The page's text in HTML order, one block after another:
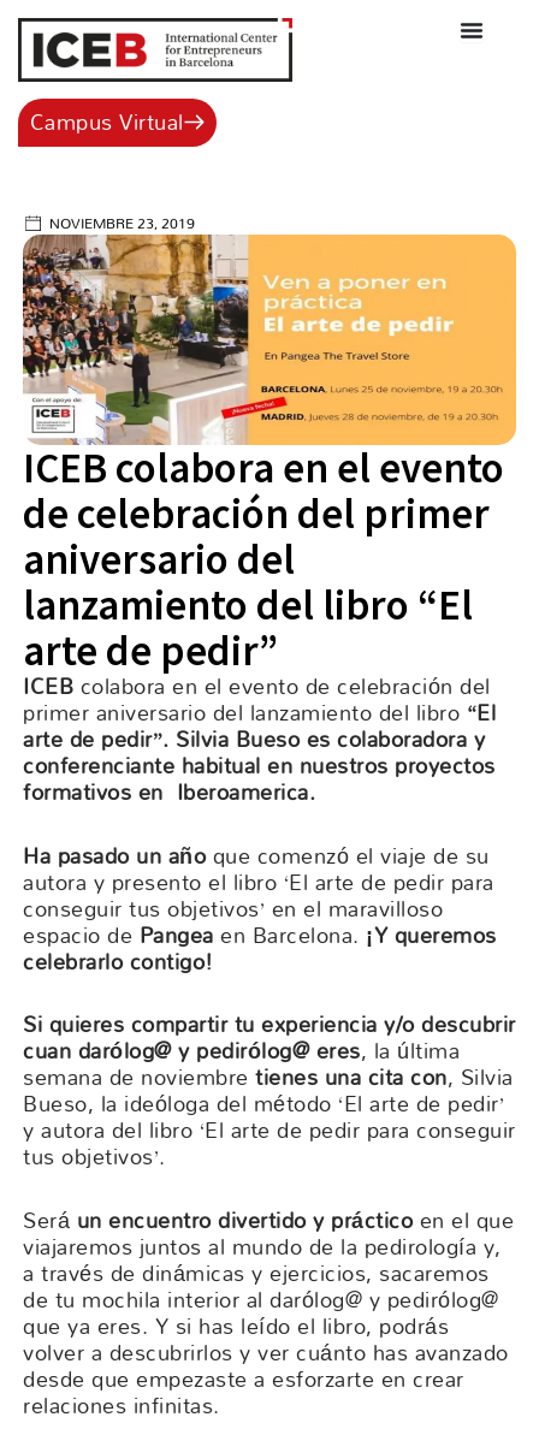
contenido
Campus Virtual
NOVIEMBRE 23, 2019
ICEB colabora en el evento
de celebración del primer
aniversario del
lanzamiento del libro “El
arte de pedir”
ICEBcolabora en el evento de celebración del
primer aniversario del lanzamiento del libro “El
arte de pedir”. Silvia Bueso es colaboradora y
conferenciante habitual en nuestros proyectos
formativos en Iberoamerica.
Ha pasado un añoque comenzó el viaje de su
autora y presento el libro ‘El arte de pedir para
conseguir tus objetivos’ en el maravilloso
espacio de Pangeaen Barcelona. ¡Y queremos
celebrarlo contigo!
Si quieres compartir tu experiencia y/o descubrir
cuan darólog@ y pedirólog@ eres, la última
semana de noviembretienes una cita con, Silvia
Bueso, la ideóloga del método ‘El arte de pedir’
y autora del libro ‘El arte de pedir para conseguir
tus objetivos’.
Será un encuentro divertido y prácticoen el que
viajaremos juntos al mundo de la pedirología y,
a través de dinámicas y ejercicios, sacaremos
de tu mochila interior al darólog@ y pedirólog@
que ya eres. Y si has leído el libro, podrás
volver a descubrirlos y ver cuánto has avanzado
desde que empezaste a esforzarte en crear
relaciones infinitas.